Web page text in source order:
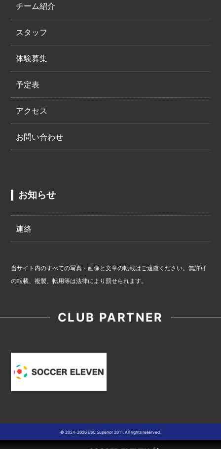
チーム紹介
スタッフ
体験募集
予定表
アクセス
お問い合わせ
お知らせ
連絡
当サイト内のすべての写真・画像と文章の転載はご遠慮ください。無許可
の転載、複製、転用等は法律により罰せられます。
CLUB PARTNER
© 2024-2026 ESC Superior 2011. All rights reserved.